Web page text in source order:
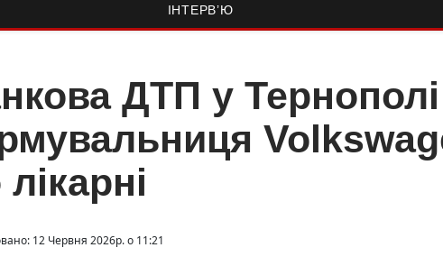
ІНТЕРВ’Ю
ДТП у
12 Червня 2026р. о 11:21